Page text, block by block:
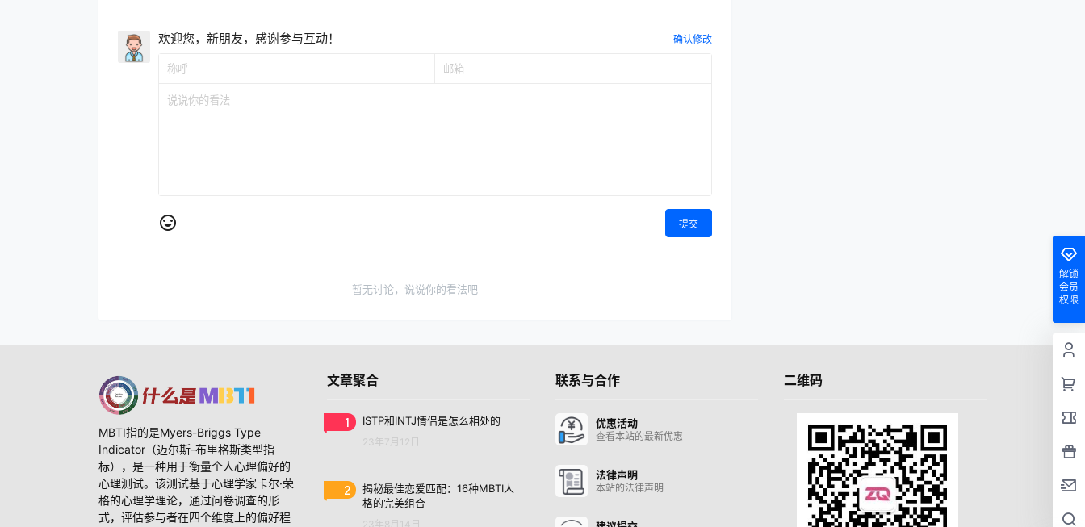
欢迎您，新朋友，感谢参与互动！ 确认修改
提交
暂无讨论，说说你的看法吧
解锁
会员
权限
MBTI指的是Myers-Briggs Type
Indicator（迈尔斯-布里格斯类型指
标），是一种用于衡量个人心理偏好的
心理测试。该测试基于心理学家卡尔·荣
格的心理学理论，通过问卷调查的形
式，评估参与者在四个维度上的偏好程
文章聚合
1 ISTP和INTJ情侣是怎么相处的
23年7月12日
2
揭秘最佳恋爱匹配：16种MBTI人
格的完美组合
23年8月14日
联系与合作
优惠活动
查看本站的最新优惠
法律声明
本站的法律声明
二维码